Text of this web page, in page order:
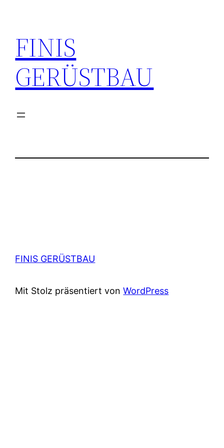
springen
FINIS
GERÜSTBAU
FINIS GERÜSTBAU
Mit Stolz präsentiert vonWordPress